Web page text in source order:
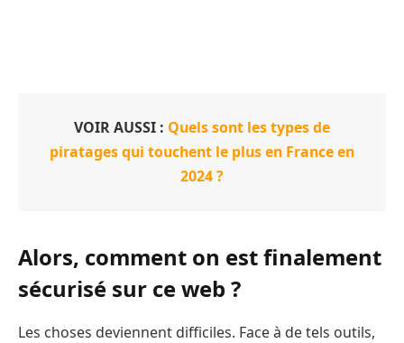
VOIR AUSSI : Quels sont les types de
piratages qui touchent le plus en France en
2024 ?
Alors, comment on est finalement
sécurisé sur ce web ?
Les choses deviennent difficiles. Face à de tels outils,